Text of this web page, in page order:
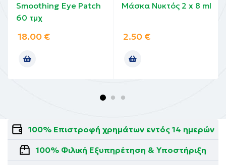
Smoothing Eye Patch
60 τμχ
18.00 €
Μάσκα Νυκτός 2 x 8 ml
2.50 €
100% Επιστροφή χρημάτων εντός 14 ημερών
100% Φιλική Εξυπηρέτηση & Υποστήριξη